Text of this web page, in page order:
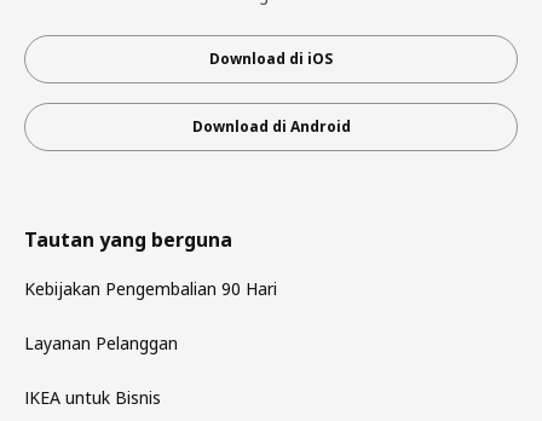
Download di iOS
Download di Android
Tautan yang berguna
Kebijakan Pengembalian 90 Hari
Layanan Pelanggan
IKEA untuk Bisnis